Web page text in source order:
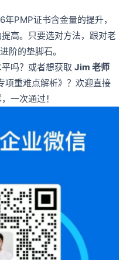
PMP证书含金量的提升，
高。只要选对方法，跟对老
阶的垫脚石。
吗？或者想获取 Jim 老师
项重难点解析》？欢迎直接
一次通过！